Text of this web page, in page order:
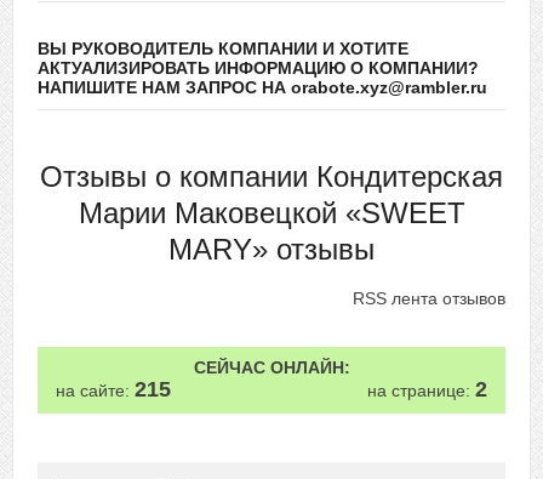
ВЫ РУКОВОДИТЕЛЬ КОМПАНИИ И ХОТИТЕ
АКТУАЛИЗИРОВАТЬ ИНФОРМАЦИЮ О КОМПАНИИ?
НАПИШИТЕ НАМ ЗАПРОС НА orabote.xyz@rambler.ru
Отзывы о компании Кондитерская
Марии Маковецкой «SWEET
MARY» отзывы
RSS лента отзывов
СЕЙЧАС ОНЛАЙН:
на сайте: 215 на странице: 2